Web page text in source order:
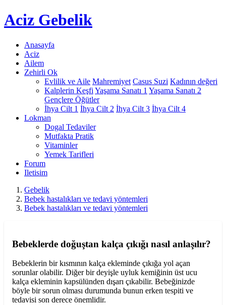
Aciz Gebelik
Anasayfa
Aciz
Ailem
Zehirli Ok
Evlilik ve Aile Mahremiyet Casus Suzi Kadının değeri
Kalplerin Keşfi Yaşama Sanatı 1 Yaşama Sanatı 2
Gençlere Öğütler
İhya Cilt 1 İhya Cilt 2 İhya Cilt 3 İhya Cilt 4
Lokman
Dogal Tedaviler
Mutfakta Pratik
Vitaminler
Yemek Tarifleri
Forum
Iletisim
Gebelik
Bebek hastalıkları ve tedavi yöntemleri
Bebek hastalıkları ve tedavi yöntemleri
Bebeklerde doğuştan kalça çıkığı nasıl anlaşılır?
Bebeklerin bir kısmının kalça ekleminde çıkığa yol açan
sorunlar olabilir. Diğer bir deyişle uyluk kemiğinin üst ucu
kalça ekleminin kapsülünden dışarı çıkabilir. Bebeğinizde
böyle bir sorun olması durumunda bunun erken tespiti ve
tedavisi son derece önemlidir.